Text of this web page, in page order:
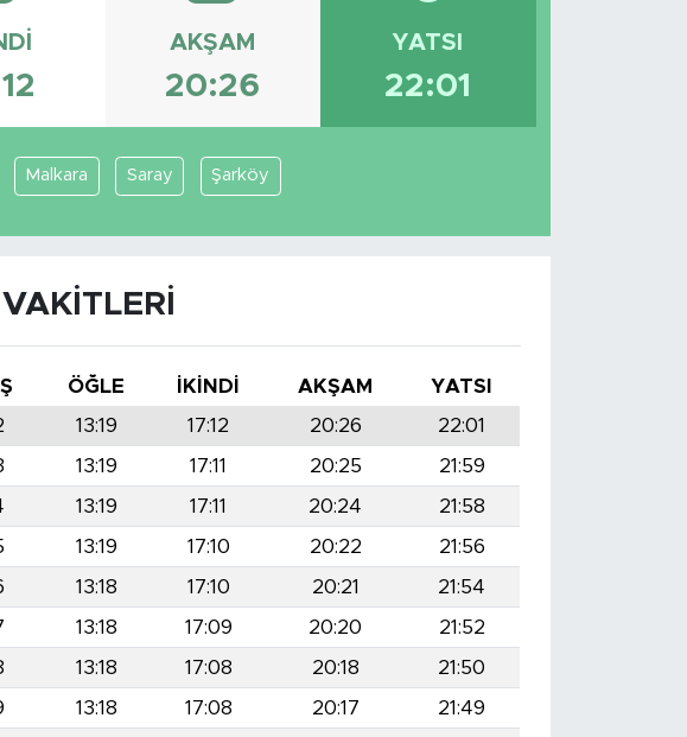
AKŞAM
20:26
YATSI
22:01
Malkara Saray Şarköy
ÖĞLE İKINDI AKŞAM
YATSI
13:19 17:12 20:26
22:01
13:19 17:11 20:25
21:59
13:19 17:11 20:24
21:58
13:19 17:10 20:22
21:56
13:18 17:10 20:21
21:54
13:18 17:09 20:20
21:52
13:18 17:08 20:18
21:50
13:18 17:08 20:17
21:49